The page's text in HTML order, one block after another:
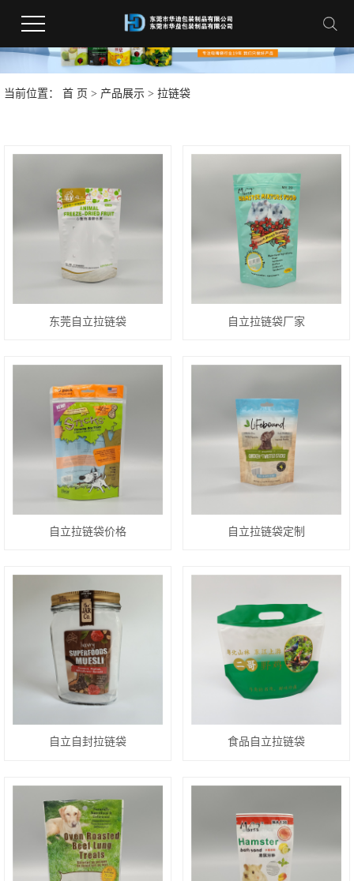
当前位置： 首 页 > 产品展示 > 拉链袋
东莞自立拉链袋 自立拉链袋厂家
自立拉链袋价格 自立拉链袋定制
自立自封拉链袋 食品自立拉链袋